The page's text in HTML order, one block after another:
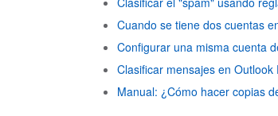
Cuando se tiene dos cuentas
Configurar una misma cuenta
Clasificar mensajes en Outlook
Manual: ¿Cómo hacer copias